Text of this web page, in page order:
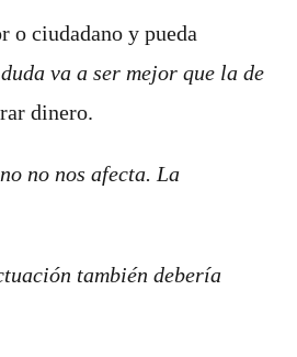
o ciudadano y pueda
va a ser mejor que la de
dinero.
no nos afecta. La
también debería